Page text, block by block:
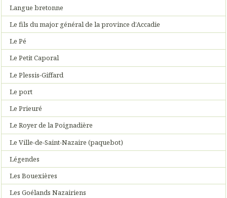
Langue bretonne
Le fils du major général de la province d’Accadie
Le Pé
Le Petit Caporal
Le Plessis-Giffard
Le port
Le Prieuré
Le Royer de la Poignadière
Le Ville-de-Saint-Nazaire (paquebot)
Légendes
Les Bouexières
Les Goélands Nazairiens